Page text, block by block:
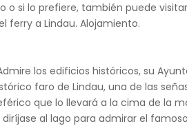
si lo prefiere, también puede
ferry a Lindau. Alojamiento.
los edificios históricos, su
faro de Lindau, una de las
que lo llevará a la cima de la
al lago para admirar el